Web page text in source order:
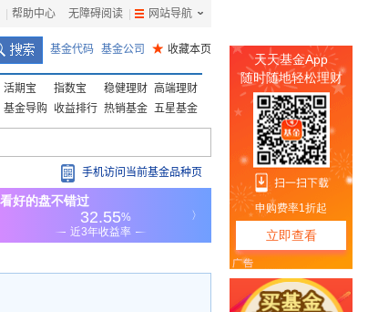
帮助中心 无障碍阅读 网站导航
基金代码 基金公司 ★ 收藏本页
活期宝 指数宝 稳健理财 高端理财
基金导购 收益排行 热销基金 五星基金
手机访问当前基金品种页